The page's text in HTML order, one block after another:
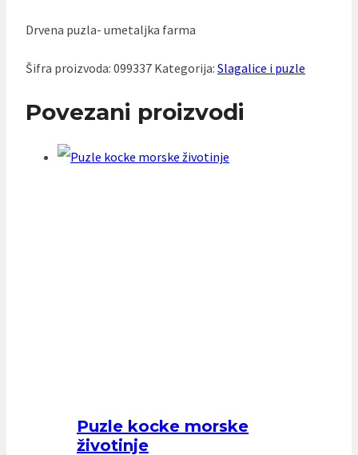
Drvena puzla- umetaljka farma
Šifra proizvoda: 099337 Kategorija: Slagalice i puzle
Povezani proizvodi
Puzle kocke morske
životinje